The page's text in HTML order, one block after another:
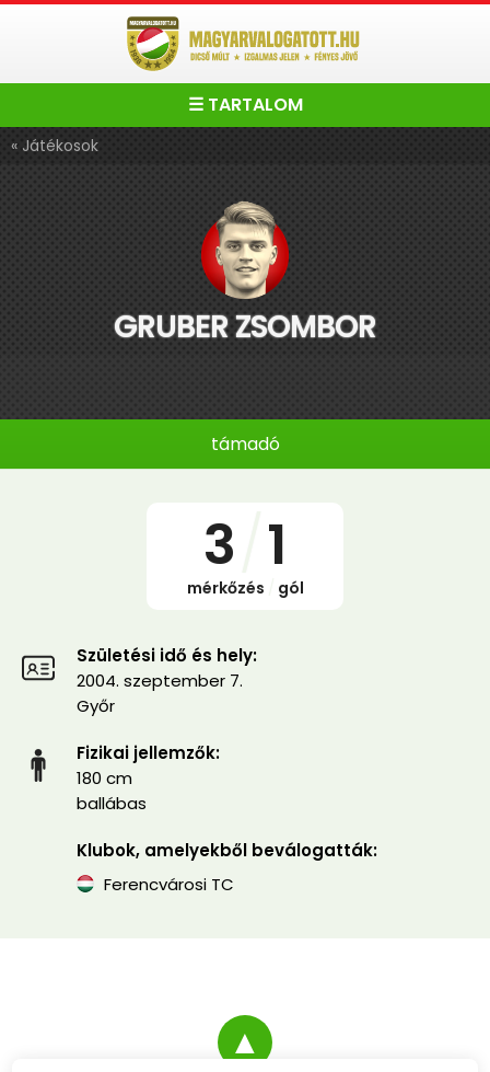
☰ TARTALOM
« Játékosok
GRUBER ZSOMBOR
támadó
3 1
mérkőzés gól
Születési idő és hely:
2004. szeptember 7.
Győr
Fizikai jellemzők:
180 cm
ballábas
Klubok, amelyekből beválogatták:
Ferencvárosi TC
▲